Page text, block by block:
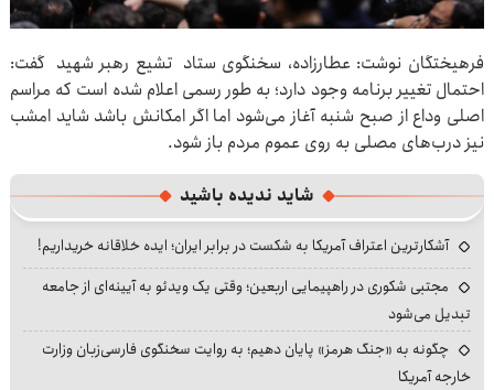
فرهیختگان نوشت: عطارزاده، سخنگوی ستاد تشیع رهبر شهید گفت:
احتمال تغییر برنامه وجود دارد؛ به طور رسمی اعلام شده است که مراسم
اصلی وداع از صبح شنبه آغاز می‌شود اما اگر امکانش باشد شاید امشب
نیز درب‌های مصلی به روی عموم مردم باز شود.
شاید ندیده باشید
آشکارترین اعتراف آمریکا به شکست در برابر ایران؛ ایده خلاقانه خریداریم!
مجتبی شکوری در راهپیمایی اربعین؛ وقتی یک ویدئو به آیینه‌ای از جامعه
تبدیل می‌شود
چگونه به «جنگ هرمز» پایان دهیم؛ به روایت سخنگوی فارسی‌زبان وزارت
خارجه آمریکا